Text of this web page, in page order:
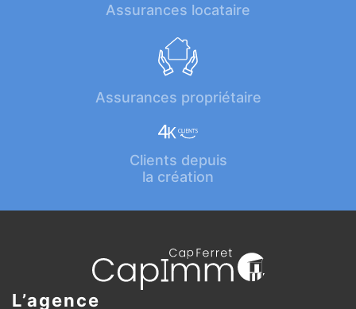
Assurances locataire
Assurances propriétaire
Clients depuis
la création
L’agence